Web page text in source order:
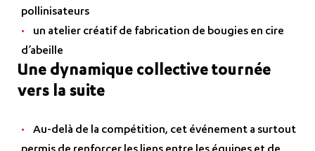
pollinisateurs
un atelier créatif de fabrication de bougies en cire
d’abeille
Une dynamique collective tournée
vers la suite
Au-delà de la compétition, cet événement a surtout